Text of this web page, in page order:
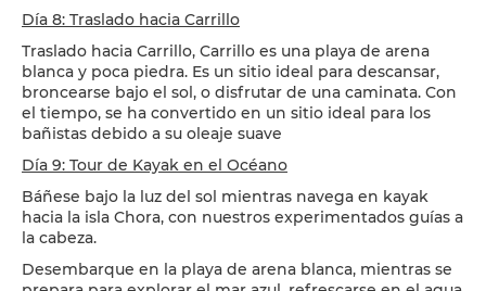
Día 8: Traslado hacia Carrillo
Traslado hacia Carrillo, Carrillo es una playa de arena
blanca y poca piedra. Es un sitio ideal para descansar,
broncearse bajo el sol, o disfrutar de una caminata. Con
el tiempo, se ha convertido en un sitio ideal para los
bañistas debido a su oleaje suave
Día 9: Tour de Kayak en el Océano
Báñese bajo la luz del sol mientras navega en kayak
hacia la isla Chora, con nuestros experimentados guías a
la cabeza.
Desembarque en la playa de arena blanca, mientras se